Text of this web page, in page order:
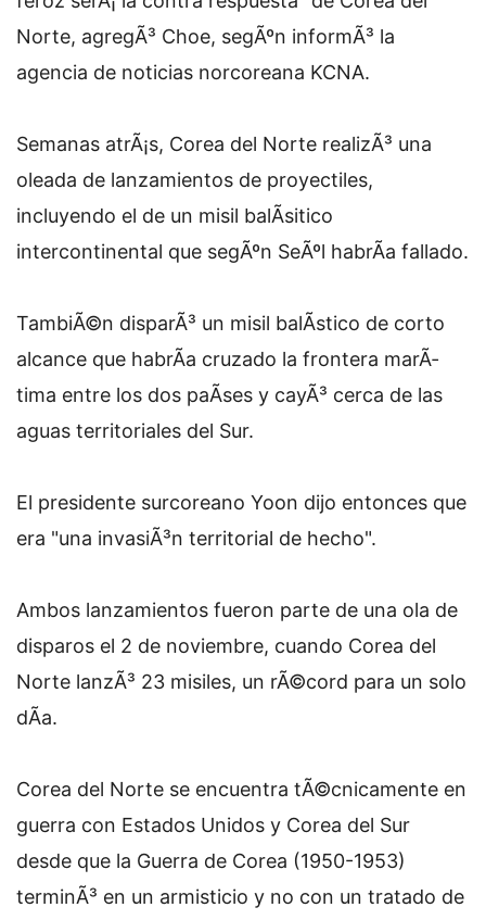
Norte, agregÃ³ Choe, segÃºn informÃ³ la
agencia de noticias norcoreana KCNA.
Semanas atrÃ¡s, Corea del Norte realizÃ³ una
oleada de lanzamientos de proyectiles,
incluyendo el de un misil balÃ­sitico
intercontinental que segÃºn SeÃºl habrÃ­a fallado.
TambiÃ©n disparÃ³ un misil balÃ­stico de corto
alcance que habrÃ­a cruzado la frontera marÃ­
tima entre los dos paÃ­ses y cayÃ³ cerca de las
aguas territoriales del Sur.
El presidente surcoreano Yoon dijo entonces que
era "una invasiÃ³n territorial de hecho".
Ambos lanzamientos fueron parte de una ola de
disparos el 2 de noviembre, cuando Corea del
Norte lanzÃ³ 23 misiles, un rÃ©cord para un solo
dÃ­a.
Corea del Norte se encuentra tÃ©cnicamente en
guerra con Estados Unidos y Corea del Sur
desde que la Guerra de Corea (1950-1953)
terminÃ³ en un armisticio y no con un tratado de